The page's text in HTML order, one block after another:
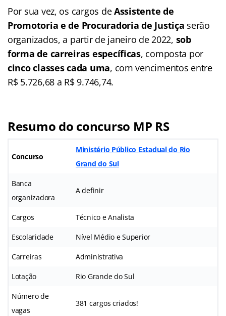
Por sua vez, os cargos deAssistente de
Promotoria e de Procuradoria de Justiça serão
organizados, a partir de janeiro de 2022, sob
forma de carreiras específicas, composta por
cinco classes cada uma, com vencimentos entre
R$ 5.726,68 a R$ 9.746,74.
Resumo do concurso MP RS
Concurso
Ministério Público Estadual do Rio
Grand do Sul
Banca
organizadora
A definir
Cargos Técnico e Analista
Escolaridade Nível Médio e Superior
Carreiras Administrativa
Lotação Rio Grande do Sul
Número de
vagas
381 cargos criados!